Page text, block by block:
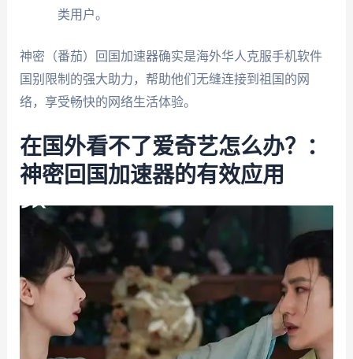
类用户。
神密（番茄）回国加速器确实是海外华人克服手机软件
国别限制的强大助力，帮助他们无缝连接到祖国的网
络，享受畅快的网络生活体验。
在国外看不了爱奇艺怎么办？：
神密回国加速器的有效应用